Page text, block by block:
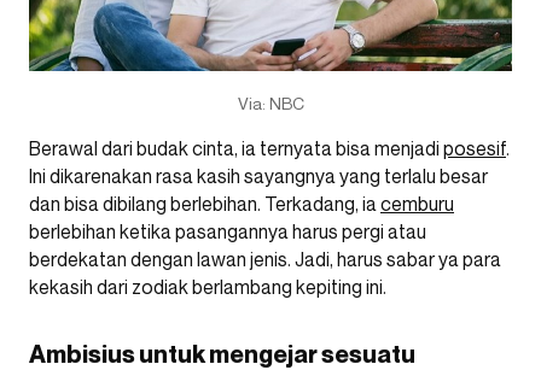
Via: NBC
Berawal dari budak cinta, ia ternyata bisa menjadi posesif.
Ini dikarenakan rasa kasih sayangnya yang terlalu besar
dan bisa dibilang berlebihan. Terkadang, ia cemburu
berlebihan ketika pasangannya harus pergi atau
berdekatan dengan lawan jenis. Jadi, harus sabar ya para
kekasih dari zodiak berlambang kepiting ini.
Ambisius untuk mengejar sesuatu